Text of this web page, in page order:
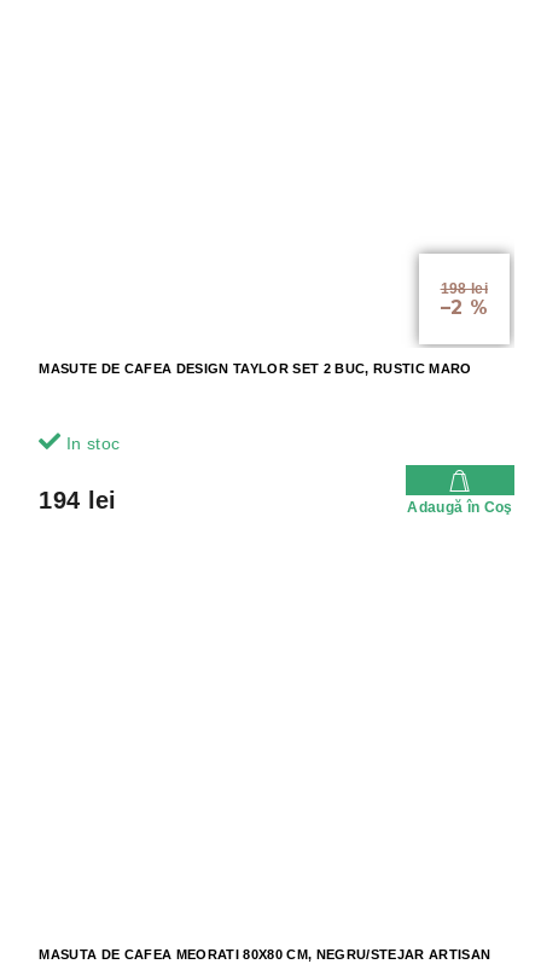
198 lei
–2 %
MASUTE DE CAFEA DESIGN TAYLOR SET 2 BUC, RUSTIC MARO
In stoc
194 lei Adaugă în Coş
MASUTA DE CAFEA MEORATI 80X80 CM, NEGRU/STEJAR ARTISAN